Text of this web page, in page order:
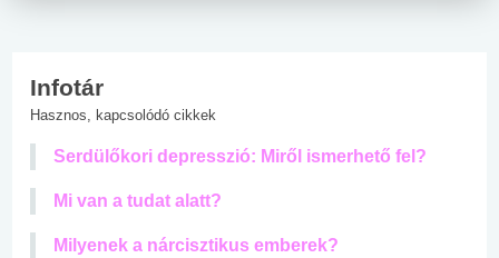
Infotár
Hasznos, kapcsolódó cikkek
Serdülőkori depresszió: Miről ismerhető fel?
Mi van a tudat alatt?
Milyenek a nárcisztikus emberek?